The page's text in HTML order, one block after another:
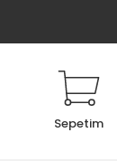
Sepetim